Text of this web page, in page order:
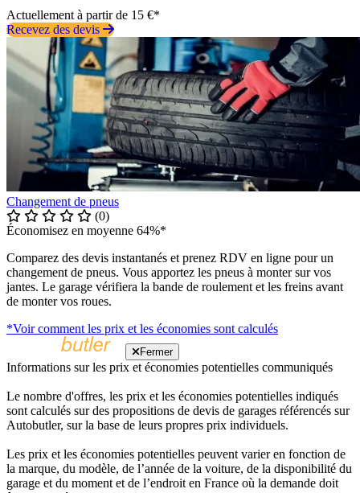
Actuellement à partir de 15 €*
Recevez des devis
Changement de pneus
(0)
Économisez en moyenne 64%*
Comparez des devis instantanés et prenez RDV en ligne pour un
changement de pneus. Vous apportez les pneus à monter sur vos
jantes. Le garage vérifiera la bande de roulement et les freins avant
de monter vos roues.
*Voir comment les prix et les économies sont calculés
Fermer
Informations sur les prix et économies potentielles communiqués
Le nombre d'offres, les prix et les économies potentielles indiqués
sont calculés sur des propositions de devis de garages référencés sur
Autobutler, sur la base de leurs propres prix individuels.
Les prix et les économies potentielles peuvent varier en fonction de
la marque, du modèle, de l’année de la voiture, de la disponibilité du
garage et du moment et de l’endroit en France où la demande doit